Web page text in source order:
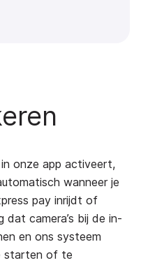
onze app activeert,
wanneer je
pay inrijdt of
camera’s bij de in-
en ons systeem
starten of te